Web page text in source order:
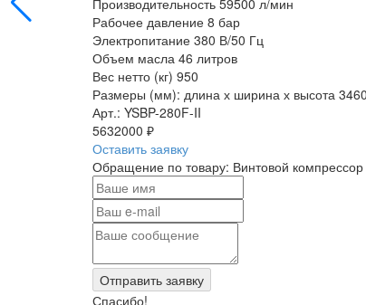
Рабочее давление 8 бар
Электропитание 380 В/50 Гц
Объем масла 46 литров
Вес нетто (кг) 950
Размеры (мм): длина х ширина х высота
Арт.: YSBP-280F-II
5632000 ₽
Оставить заявку
Обращение по товару: Винтовой
Отправить заявку
Спасибо!